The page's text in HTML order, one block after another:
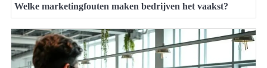
Welke marketingfouten maken bedrijven het vaakst?